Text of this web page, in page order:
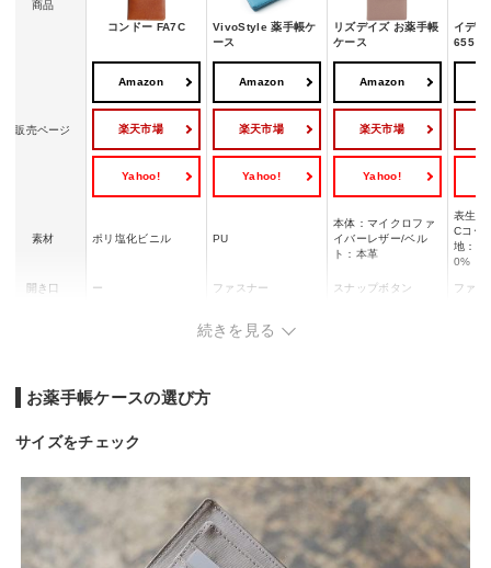
商品
コンドー FA7C
VivoStyle 薬手帳ケ
ース
リズデイズ お薬手帳
ケース
イデ
655
販売ページ
Amazon
楽天市場
Yahoo!
Amazon
楽天市場
Yahoo!
Amazon
楽天市場
Yahoo!
素材 ポリ塩化ビニル PU
本体：マイクロファ
イバーレザー/ベル
ト：本革
表生地
Cコー
地：ポ
0%
開き口 ー ファスナー スナップボタン ファス
重量 80g
続きを見る
お薬手帳ケースの選び方
サイズをチェック